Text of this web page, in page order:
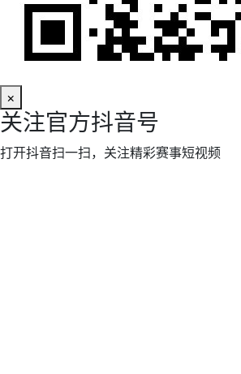
×
关注官方抖音号
打开抖音扫一扫，关注精彩赛事短视频